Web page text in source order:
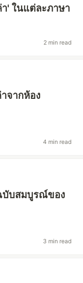
' ในแต่ละภาษา
2 min read
จากห้อง
4 min read
บับสมบูรณ์ของ
3 min read